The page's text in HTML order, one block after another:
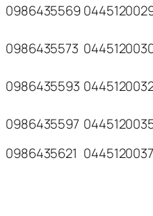
0986435569
0986435573
0986435593
0986435597
0986435621 0445120037